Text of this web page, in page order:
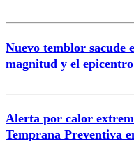
Nuevo temblor sacude
magnitud y el epicentro
Alerta por calor
Temprana Preventiva